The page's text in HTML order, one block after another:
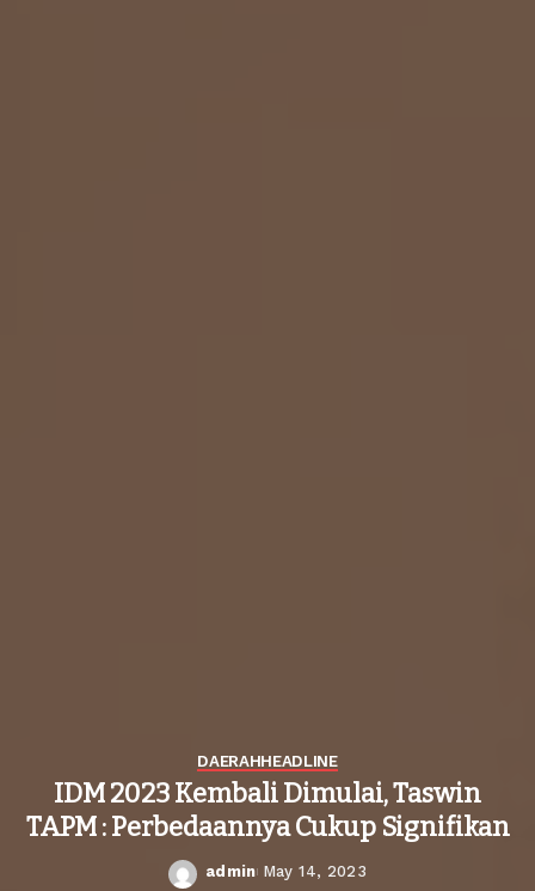
DAERAHHEADLINE
IDM 2023 Kembali Dimulai, Taswin
TAPM : Perbedaannya Cukup Signifikan
Posted
admin May 14, 2023